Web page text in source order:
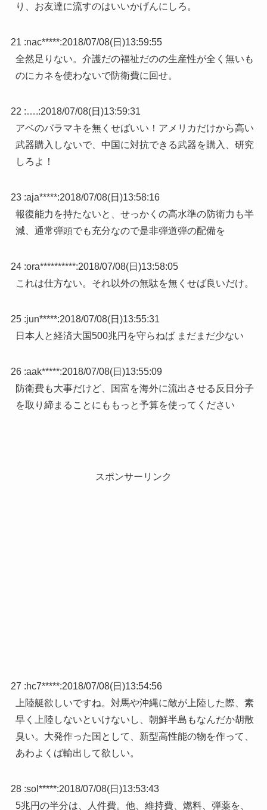
り、お友達に流すのはいいかげんにしろ。
21 :nac*****:2018/07/08(日)13:59:55
全然足りない。介護だの福祉だのの生産性が全く無いも
のにカネを使わないで防衛費に回せ。
22 :….:2018/07/08(日)13:59:31
アベのバラマキを無くせばいい！アメリカだけから高い
武器購入しないで、中国に対抗できる武器を購入、研究
しろよ！
23 :aja*****:2018/07/08(日)13:58:16
報復能力を持たないと、せっかくの高水準の防衛力も半
減、通常弾頭でも充分なので是非弾道弾の配備を
24 :ora**********:2018/07/08(日)13:58:05
これは仕方ない。それ以外の無駄を無くせば良いだけ。
25 :jun*****:2018/07/08(日)13:55:31
日本人と経済大国500兆円を守らねば まだまだ少ない
26 :aak*****:2018/07/08(日)13:55:09
防衛費も大事だけど、国富を海外に流出させる反日分子
を取り締まることにももっと予算を使ってください
スポンサーリンク
27 :hc7*****:2018/07/08(日)13:54:56
上陸艇欲しいですね。対馬や沖縄に敵が上陸した際、素
早く上陸しないといけないし、朝鮮半島もなんだか胡散
臭い。大発作った国として、新型高性能の物を作って、
あわよくば輸出して欲しい。
28 :sol*****:2018/07/08(日)13:53:43
5兆円の半分は、人件費。他、維持費、燃料、弾薬を、